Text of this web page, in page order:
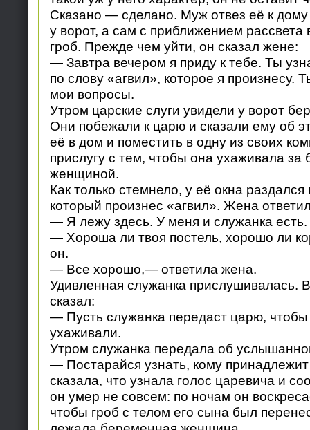
Сказано — сделано. Муж отвез её к дому
у ворот, а сам с приближением рассвета
гроб. Прежде чем уйти, он сказал жене:
— Завтра вечером я приду к тебе. Ты
по слову «агвил», которое я произнесу.
мои вопросы.
Утром царские слуги увидели у ворот
Они побежали к царю и сказали ему об
её в дом и поместить в одну из своих
прислугу с тем, чтобы она ухаживала
женщиной.
Как только стемнело, у её окна
который произнес «агвил». Жена
— Я лежу здесь. У меня и служанка есть.
— Хороша ли твоя постель, хорошо ли
он.
— Все хорошо,— ответила жена.
Удивленная служанка прислушивалась.
сказал:
— Пусть служанка передаст царю,
ухаживали.
Утром служанка передала об
— Постарайся узнать, кому
сказала, что узнала голос царевича и
он умер не совсем: по ночам он
чтобы гроб с телом его сына был